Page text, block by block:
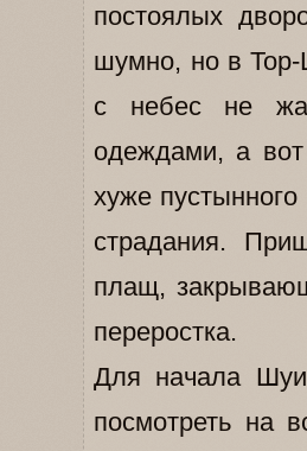
постоялых
шумно, но в
с небес не
одеждами, а
хуже
страдания.
плащ,
переростка.
Для начала
посмотреть на